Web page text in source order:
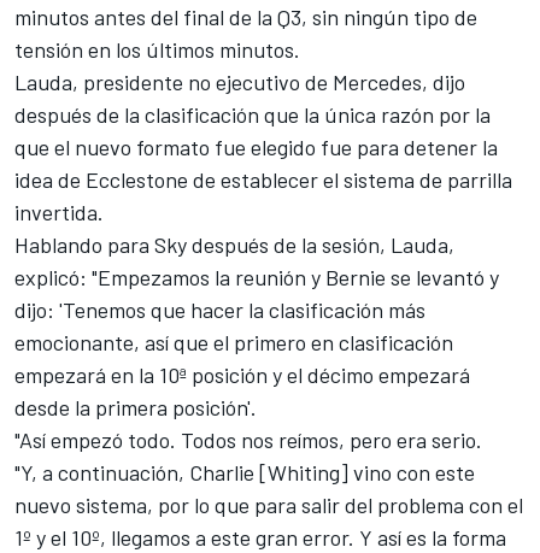
minutos antes del final de la Q3, sin ningún tipo de
tensión en los últimos minutos.
Lauda, presidente no ejecutivo de Mercedes, dijo
después de la clasificación que la única razón por la
que el nuevo formato fue elegido fue para detener la
idea de Ecclestone de establecer el sistema de parrilla
invertida.
Hablando para Sky después de la sesión, Lauda,
explicó: "Empezamos la reunión y Bernie se levantó y
dijo: 'Tenemos que hacer la clasificación más
emocionante, así que el primero en clasificación
empezará en la 10ª posición y el décimo empezará
desde la primera posición'.
"Así empezó todo. Todos nos reímos, pero era serio.
"Y, a continuación, Charlie [Whiting] vino con este
nuevo sistema, por lo que para salir del problema con el
1º y el 10º, llegamos a este gran error. Y así es la forma